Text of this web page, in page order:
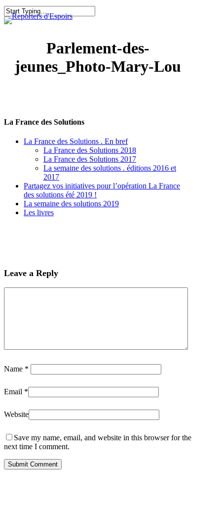
Skip
to
main
Close
Parlement-des-
jeunes_Photo-Mary-Lou
La France des Solutions
La France des Solutions . En bref
La France des Solutions 2018
La France des Solutions 2017
La semaine des solutions . éditions 2016 et
2017
Partagez vos initiatives pour l’opération La France
des solutions été 2019 !
La semaine des solutions 2019
Les livres
Leave a Reply
Name *
Email *
Website
Save my name, email, and website in this browser for the
next time I comment.